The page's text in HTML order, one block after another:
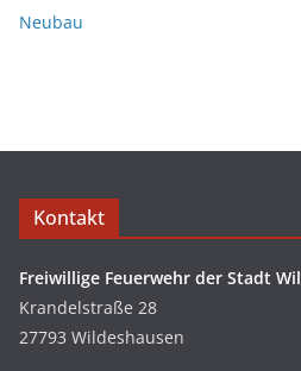
Neubau
Kontakt
Freiwillige Feuerwehr der Stadt
Krandelstraße 28
27793 Wildeshausen